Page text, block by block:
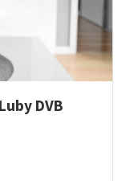
DVB